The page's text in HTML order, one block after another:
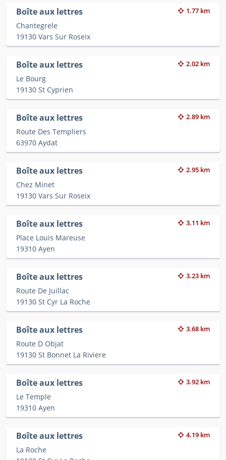
Boîte aux lettres 1.77 km
Chantegrele
19130 Vars Sur Roseix
Boîte aux lettres 2.02 km
Le Bourg
19130 St Cyprien
Boîte aux lettres 2.89 km
Route Des Templiers
63970 Aydat
Boîte aux lettres 2.95 km
Chez Minet
19130 Vars Sur Roseix
Boîte aux lettres 3.11 km
Place Louis Mareuse
19310 Ayen
Boîte aux lettres 3.23 km
Route De Juillac
19130 St Cyr La Roche
Boîte aux lettres 3.68 km
Route D Objat
19130 St Bonnet La Riviere
Boîte aux lettres 3.92 km
Le Temple
19310 Ayen
Boîte aux lettres 4.19 km
La Roche